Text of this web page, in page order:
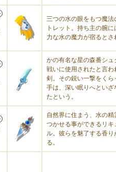
三つの水の眼をもつ魔法
トレット。持ち主の腕に
力な水の魔力が宿るとさ
かの有名な星の森番シュ
戦いに使用されたと言わ
剣。その鋭い一撃をくら
手は、深い眠りへといざ
たという。
自然界に住まう、水の精
つかせる事ができるリキ
ル。彼らを魅了する香り
る。